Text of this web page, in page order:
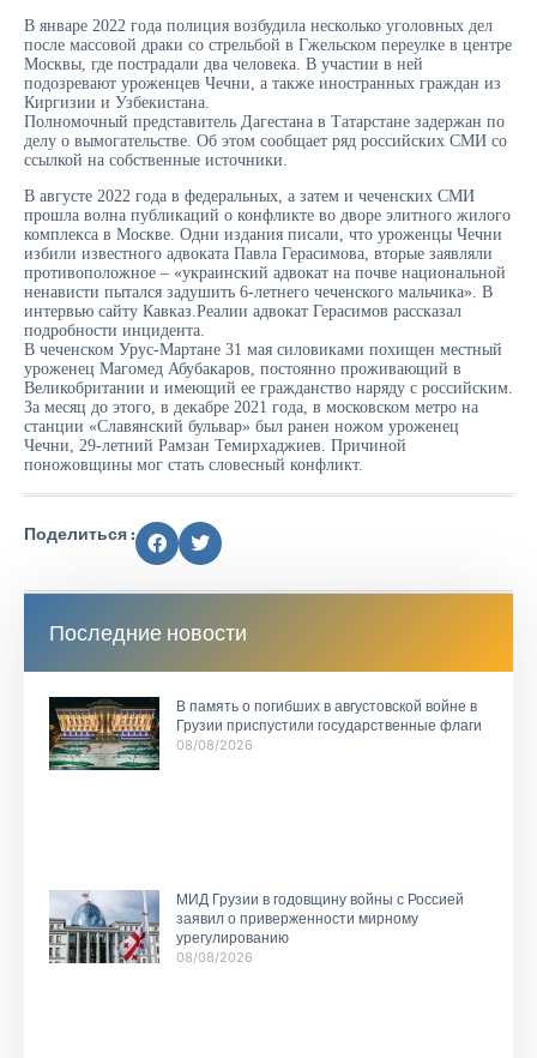
В январе 2022 года полиция возбудила несколько уголовных дел
после массовой драки со стрельбой в Гжельском переулке в центре
Москвы, где пострадали два человека. В участии в ней
подозревают уроженцев Чечни, а также иностранных граждан из
Киргизии и Узбекистана.
Полномочный представитель Дагестана в Татарстане задержан по
делу о вымогательстве. Об этом сообщает ряд российских СМИ со
ссылкой на собственные источники.
В августе 2022 года в федеральных, а затем и чеченских СМИ
прошла волна публикаций о конфликте во дворе элитного жилого
комплекса в Москве. Одни издания писали, что уроженцы Чечни
избили известного адвоката Павла Герасимова, вторые заявляли
противоположное – «украинский адвокат на почве национальной
ненависти пытался задушить 6-летнего чеченского мальчика». В
интервью сайту Кавказ.Реалии адвокат Герасимов рассказал
подробности инцидента.
В чеченском Урус-Мартане 31 мая силовиками похищен местный
уроженец Магомед Абубакаров, постоянно проживающий в
Великобритании и имеющий ее гражданство наряду с российским.
За месяц до этого, в декабре 2021 года, в московском метро на
станции «Славянский бульвар» был ранен ножом уроженец
Чечни, 29-летний Рамзан Темирхаджиев. Причиной
поножовщины мог стать словесный конфликт.
Поделиться :
Последние новости
В память о погибших в августовской войне в
Грузии приспустили государственные флаги
08/08/2026
МИД Грузии в годовщину войны с Россией
заявил о приверженности мирному
урегулированию
08/08/2026